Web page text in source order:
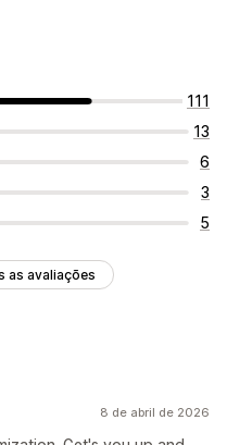
111
13
6
3
5
as avaliações
8 de abril de 2026